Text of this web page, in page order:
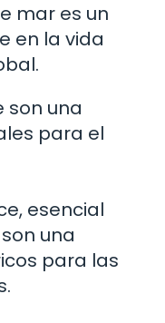
mar es un
en la vida
son una
para el
esencial
una
para las